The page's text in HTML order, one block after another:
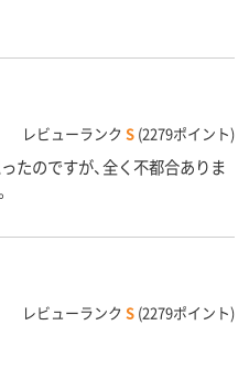
レビューランク S (2279ポイント)
たのですが、全く不都合ありま
レビューランク S (2279ポイント)